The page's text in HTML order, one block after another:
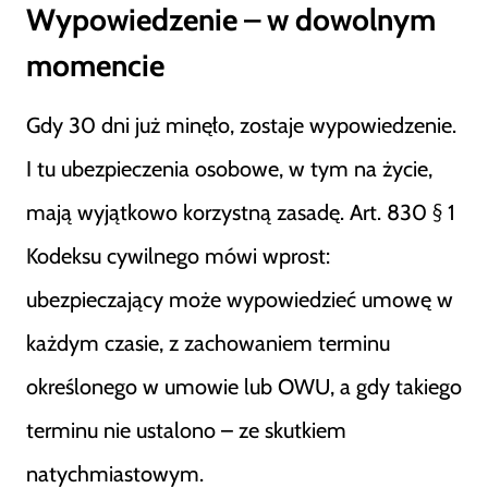
Wypowiedzenie – w dowolnym
momencie
Gdy 30 dni już minęło, zostaje wypowiedzenie.
I tu ubezpieczenia osobowe, w tym na życie,
mają wyjątkowo korzystną zasadę. Art. 830 § 1
Kodeksu cywilnego mówi wprost:
ubezpieczający może wypowiedzieć umowę w
każdym czasie, z zachowaniem terminu
określonego w umowie lub OWU, a gdy takiego
terminu nie ustalono – ze skutkiem
natychmiastowym.